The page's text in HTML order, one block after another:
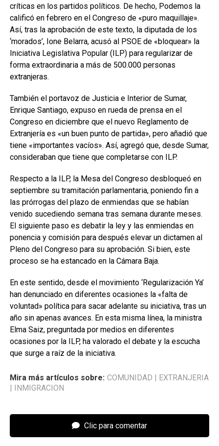
críticas en los partidos políticos. De hecho, Podemos la
calificó en febrero en el Congreso de «puro maquillaje».
Así, tras la aprobación de este texto, la diputada de los
‘morados’, Ione Belarra, acusó al PSOE de «bloquear» la
Iniciativa Legislativa Popular (ILP) para regularizar de
forma extraordinaria a más de 500.000 personas
extranjeras.
También el portavoz de Justicia e Interior de Sumar,
Enrique Santiago, expuso en rueda de prensa en el
Congreso en diciembre que el nuevo Reglamento de
Extranjería es «un buen punto de partida», pero añadió que
tiene «importantes vacíos». Así, agregó que, desde Sumar,
consideraban que tiene que completarse con ILP.
Respecto a la ILP, la Mesa del Congreso desbloqueó en
septiembre su tramitación parlamentaria, poniendo fin a
las prórrogas del plazo de enmiendas que se habían
venido sucediendo semana tras semana durante meses.
El siguiente paso es debatir la ley y las enmiendas en
ponencia y comisión para después elevar un dictamen al
Pleno del Congreso para su aprobación. Si bien, este
proceso se ha estancado en la Cámara Baja.
En este sentido, desde el movimiento ‘Regularización Ya’
han denunciado en diferentes ocasiones la «falta de
voluntad» política para sacar adelante su iniciativa, tras un
año sin apenas avances. En esta misma línea, la ministra
Elma Saiz, preguntada por medios en diferentes
ocasiones por la ILP, ha valorado el debate y la escucha
que surge a raíz de la iniciativa.
Mira más artículos sobre: COMUNIDAD | EXTRANJERIA
| INMIGRACION
Clic para comentar